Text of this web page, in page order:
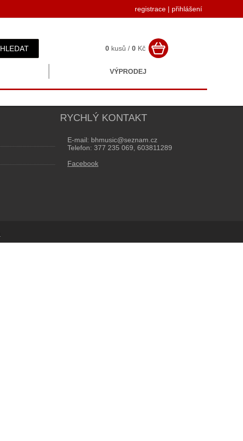
VÝPRODEJ
registrace | přihlášení
HLEDAT 0kusů / 0Kč
RYCHLÝ KONTAKT
E-mail: bhmusic@seznam.cz
Telefon: 377 235 069, 603811289
Facebook